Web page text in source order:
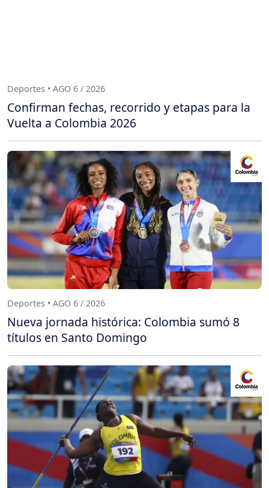
Deportes • AGO 6 / 2026
Confirman fechas, recorrido y etapas para la
Vuelta a Colombia 2026
Deportes • AGO 6 / 2026
Nueva jornada histórica: Colombia sumó 8
títulos en Santo Domingo